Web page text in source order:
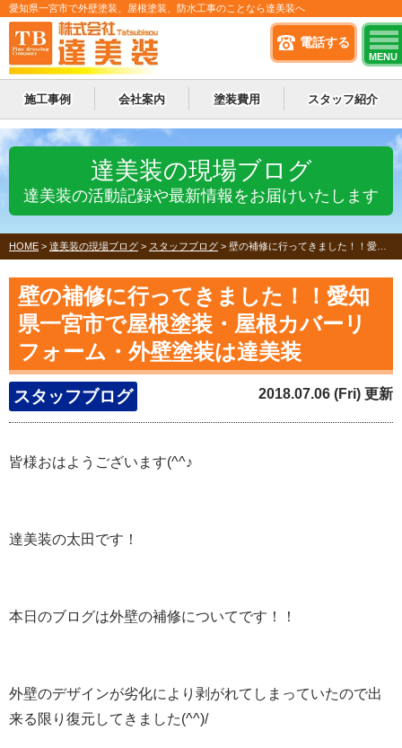
電話する
MENU
愛知県一宮市で外壁塗装、屋根塗装、防水工事のことなら達美装へ
施工事例 会社案内 塗装費用 スタッフ紹介
達美装の現場ブログ
達美装の活動記録や最新情報をお届けいたします
HOME > 達美装の現場ブログ > スタッフブログ > 壁の補修に行ってきました！！愛知県一宮市で屋根塗装・屋根カバーリフォーム・外壁塗装は達美装
壁の補修に行ってきました！！愛知
県一宮市で屋根塗装・屋根カバーリ
フォーム・外壁塗装は達美装
スタッフブログ 2018.07.06 (Fri) 更新
皆様おはようございます(^^♪
達美装の太田です！
本日のブログは外壁の補修についてです！！
外壁のデザインが劣化により剥がれてしまっていたので出
来る限り復元してきました(^^)/